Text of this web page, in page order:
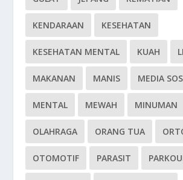
KENDARAAN KESEHATAN
KESEHATAN MENTAL KUAH
MAKANAN MANIS MEDIA
MENTAL MEWAH MINUMAN
OLAHRAGA ORANG TUA
OTOMOTIF PARASIT